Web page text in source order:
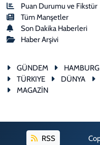
Puan Durumu ve Fikstür
Tüm Manşetler
Son Dakika Haberleri
Haber Arşivi
GÜNDEM HAMBURG
TÜRKIYE
DÜNYA
MAGAZİN
RSS